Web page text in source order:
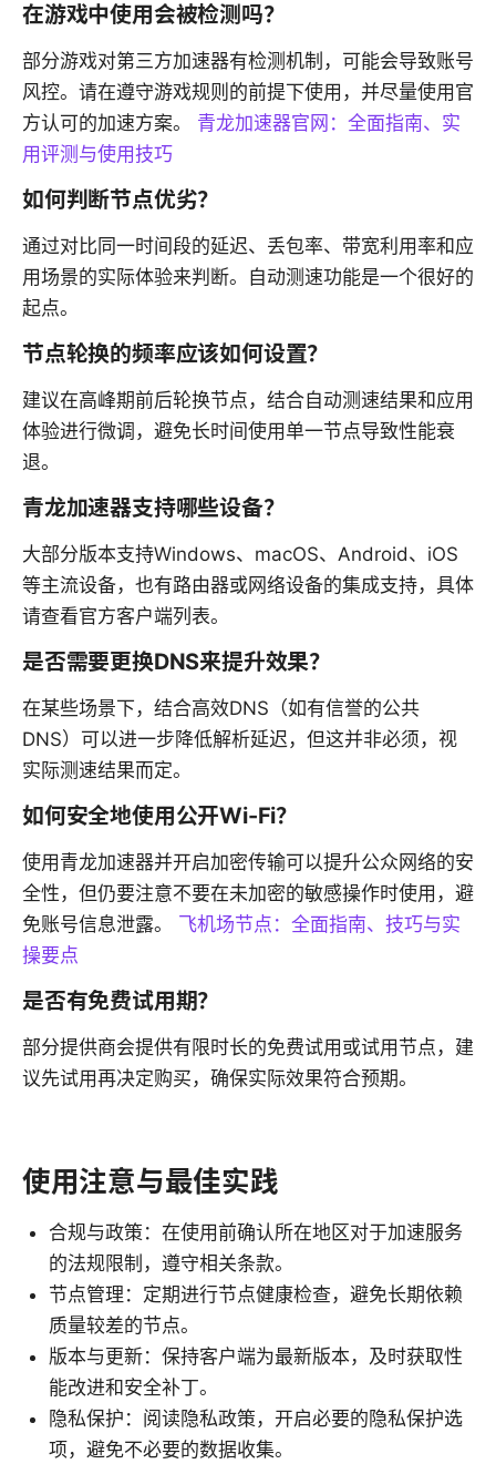
在游戏中使用会被检测吗？
部分游戏对第三方加速器有检测机制，可能会导致账号
风控。请在遵守游戏规则的前提下使用，并尽量使用官
方认可的加速方案。 青龙加速器官网：全面指南、实
用评测与使用技巧
如何判断节点优劣？
通过对比同一时间段的延迟、丢包率、带宽利用率和应
用场景的实际体验来判断。自动测速功能是一个很好的
起点。
节点轮换的频率应该如何设置？
建议在高峰期前后轮换节点，结合自动测速结果和应用
体验进行微调，避免长时间使用单一节点导致性能衰
退。
青龙加速器支持哪些设备？
大部分版本支持Windows、macOS、Android、iOS
等主流设备，也有路由器或网络设备的集成支持，具体
请查看官方客户端列表。
是否需要更换DNS来提升效果？
在某些场景下，结合高效DNS（如有信誉的公共
DNS）可以进一步降低解析延迟，但这并非必须，视
实际测速结果而定。
如何安全地使用公开Wi-Fi？
使用青龙加速器并开启加密传输可以提升公众网络的安
全性，但仍要注意不要在未加密的敏感操作时使用，避
免账号信息泄露。 飞机场节点：全面指南、技巧与实
操要点
是否有免费试用期？
部分提供商会提供有限时长的免费试用或试用节点，建
议先试用再决定购买，确保实际效果符合预期。
使用注意与最佳实践
合规与政策：在使用前确认所在地区对于加速服务
的法规限制，遵守相关条款。
节点管理：定期进行节点健康检查，避免长期依赖
质量较差的节点。
版本与更新：保持客户端为最新版本，及时获取性
能改进和安全补丁。
隐私保护：阅读隐私政策，开启必要的隐私保护选
项，避免不必要的数据收集。